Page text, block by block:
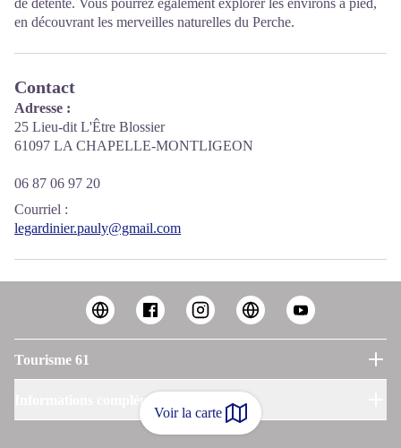
Voir la carte
de détente. Vous pourrez également explorer les environs à pied,
en découvrant les merveilles naturelles du Perche.
Contact
Adresse :
25 Lieu-dit L'Être Blossier
61097 LA CHAPELLE-MONTLIGEON
06 87 06 97 20
Courriel :
legardinier.pauly@gmail.com
Tourisme 61
Informations complémentaires